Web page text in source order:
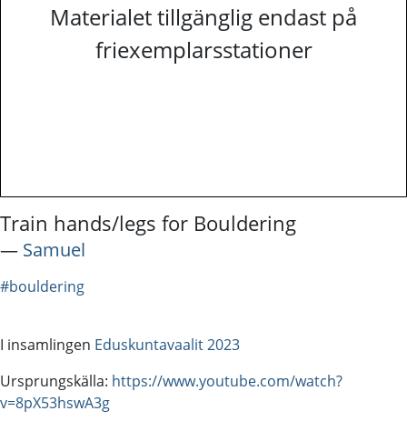
Materialet tillgänglig endast på
friexemplarsstationer
Train hands/legs for Bouldering
― Samuel
#bouldering
I insamlingen Eduskuntavaalit 2023
Ursprungskälla: https://www.youtube.com/watch?
v=8pX53hswA3g